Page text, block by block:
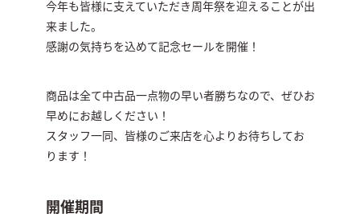
今年も皆様に支えていただき周年祭を迎えることが出
来ました。
感謝の気持ちを込めて記念セールを開催！
商品は全て中古品一点物の早い者勝ちなので、ぜひお
早めにお越しください！
スタッフ一同、皆様のご来店を心よりお待ちしてお
ります！
開催期間